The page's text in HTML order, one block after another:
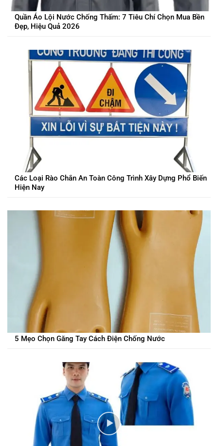
Quần Áo Lội Nước Chống Thấm: 7 Tiêu Chí Chọn Mua Bền
Đẹp, Hiệu Quả 2026
Các Loại Rào Chắn An Toàn Công Trình Xây Dựng Phổ Biến
Hiện Nay
5 Mẹo Chọn Găng Tay Cách Điện Chống Nước